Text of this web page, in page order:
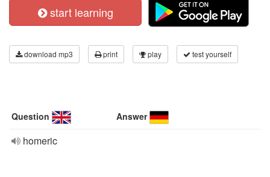
start learning
download mp3 print play test yourself
Question Answer
homeric